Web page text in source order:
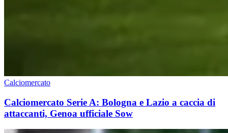
Calciomercato
Calciomercato Serie A: Bologna e Lazio a caccia di
attaccanti, Genoa ufficiale Sow